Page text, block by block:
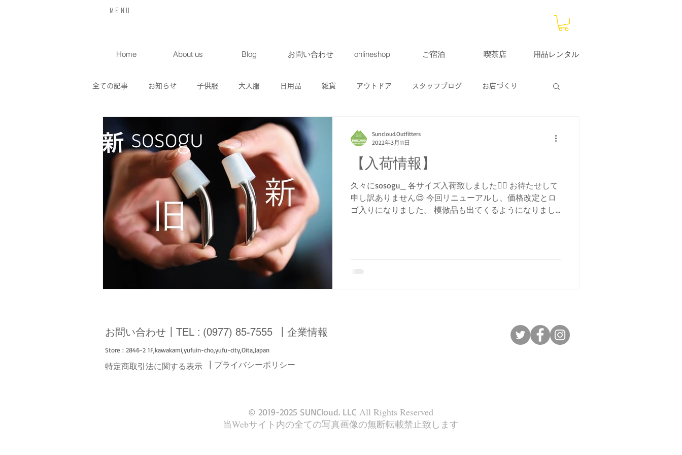
​Menu
Home About us Blog お問い合わせ onlineshop ご宿泊 喫茶店 用品レンタル
全ての記事 お知らせ 子供服 大人服 日用品 雑貨 アウトドア スタッフブログ お店づくり
イベント・ツアー 募集
サンクラヒュッテ オリジナル商品 【入荷情報】
久々にsosogu_ 各サイズ入荷致しました👌🏻 お待たせして
申し訳ありません😌 今回リニューアルし、価格改定とロ
ゴ入りになりました。 模倣品も出てくるようになりまし
Suncloud.Outfitters
2022年3月11日
お問い合わせ┃TEL : (0977) 85-7555 企業情報
Store : 2846-2 1F,kawakami,yufuin-cho,yufu-city,Oita,Japan
特定商取引法に関する表示 プライバシーポリシー
© 2019-2025 SUNCloud. LLC All Rights Reserved
当Webサイト内の全ての写真画像の無断転載禁止致します